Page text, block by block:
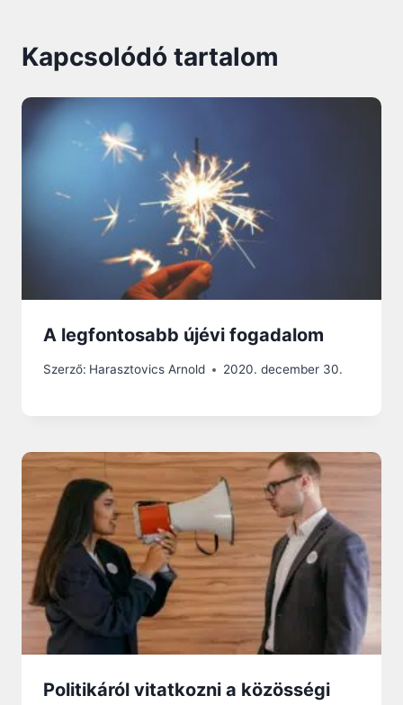
Kapcsolódó tartalom
A legfontosabb újévi fogadalom
Szerző: Harasztovics Arnold 2020. december 30.
Politikáról vitatkozni a közösségi